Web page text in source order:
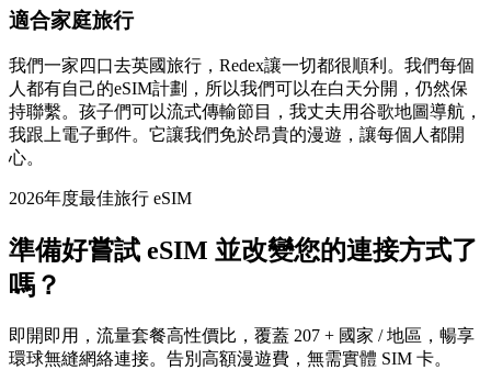
適合家庭旅行
我們一家四口去英國旅行，Redex讓一切都很順利。我們每個
人都有自己的eSIM計劃，所以我們可以在白天分開，仍然保
持聯繫。孩子們可以流式傳輸節目，我丈夫用谷歌地圖導航，
我跟上電子郵件。它讓我們免於昂貴的漫遊，讓每個人都開
心。
2026年度最佳旅行 eSIM
準備好嘗試 eSIM 並改變您的連接方式了
嗎？
即開即用，流量套餐高性價比，覆蓋 207 + 國家 / 地區，暢享
環球無縫網絡連接。告別高額漫遊費，無需實體 SIM 卡。